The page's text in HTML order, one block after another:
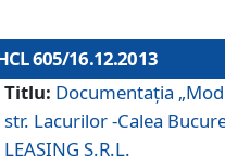
605/16.12.2013
Titlu: Documentaţia
str. Lacurilor -Calea
LEASING S.R.L.